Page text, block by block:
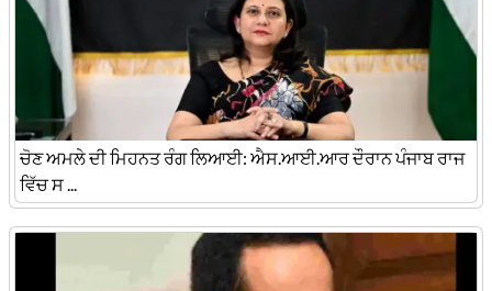
ਚੋਣ ਅਮਲੇ ਦੀ ਮਿਹਨਤ ਰੰਗ ਲਿਆਈ: ਐਸ.ਆਈ.ਆਰ ਦੌਰਾਨ ਪੰਜਾਬ ਰਾਜ
ਵਿੱਚ ਸ ...